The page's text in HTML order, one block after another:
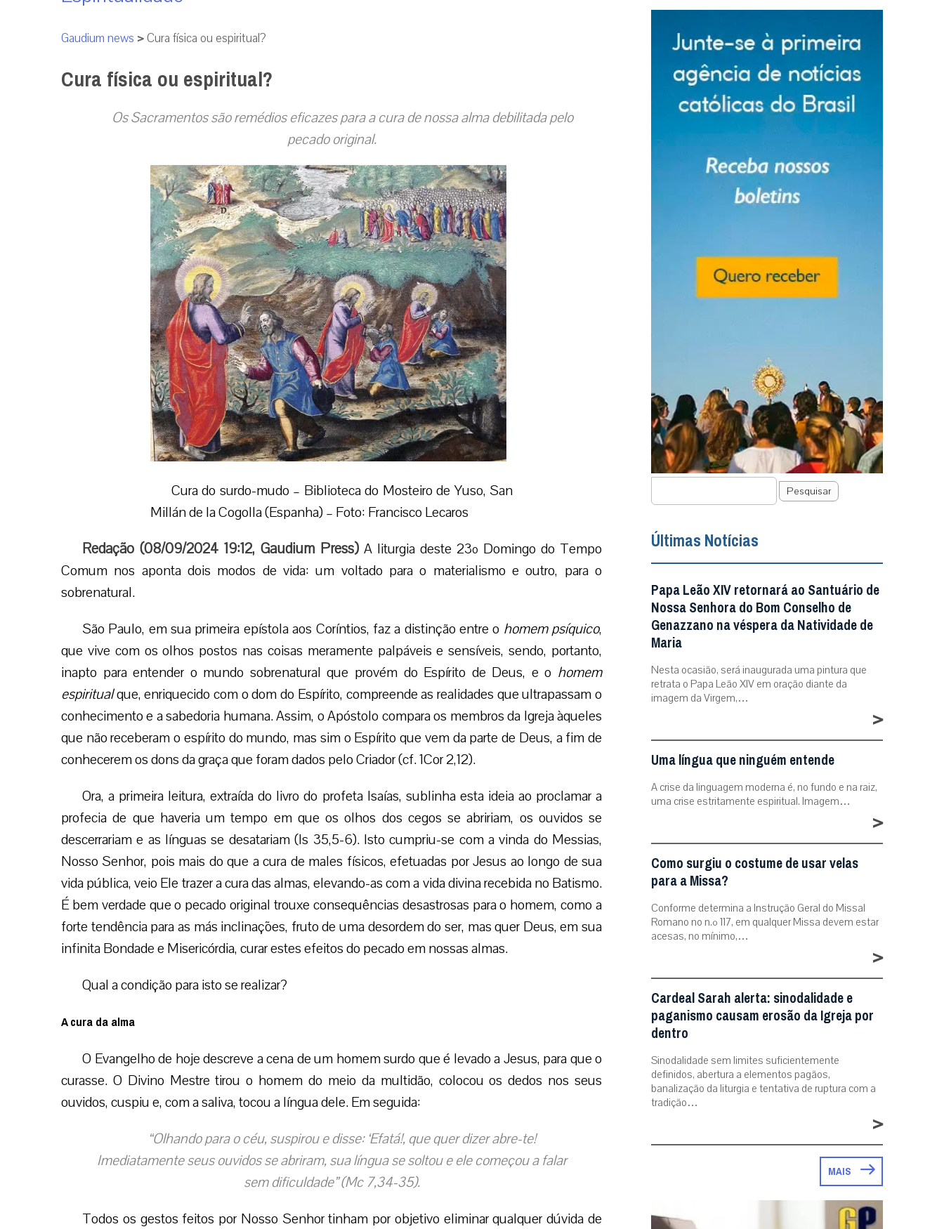
Gaudium news >Cura física ou espiritual?
Cura física ou espiritual?
Os Sacramentos são remédios eficazes para a cura de nossa alma debilitada pelo
pecado original.
Cura do surdo-mudo – Biblioteca do Mosteiro de Yuso, San
Millán de la Cogolla (Espanha) – Foto: Francisco Lecaros
Redação (08/09/2024 19:12, Gaudium Press) A liturgia deste 23º Domingo do Tempo
Comum nos aponta dois modos de vida: um voltado para o materialismo e outro, para o
sobrenatural.
São Paulo, em sua primeira epístola aos Coríntios, faz a distinção entre o homem psíquico,
que vive com os olhos postos nas coisas meramente palpáveis e sensíveis, sendo, portanto,
inapto para entender o mundo sobrenatural que provém do Espírito de Deus, e o homem
espiritualque, enriquecido com o dom do Espírito, compreende as realidades que ultrapassam o
conhecimento e a sabedoria humana. Assim, o Apóstolo compara os membros da Igreja àqueles
que não receberam o espírito do mundo, mas sim o Espírito que vem da parte de Deus, a fim de
conhecerem os dons da graça que foram dados pelo Criador (cf. 1Cor 2,12).
Ora, a primeira leitura, extraída do livro do profeta Isaías, sublinha esta ideia ao proclamar a
profecia de que haveria um tempo em que os olhos dos cegos se abririam, os ouvidos se
descerrariam e as línguas se desatariam (Is 35,5-6). Isto cumpriu-se com a vinda do Messias,
Nosso Senhor, pois mais do que a cura de males físicos, efetuadas por Jesus ao longo de sua
vida pública, veio Ele trazer a cura das almas, elevando-as com a vida divina recebida no Batismo.
É bem verdade que o pecado original trouxe consequências desastrosas para o homem, como a
forte tendência para as más inclinações, fruto de uma desordem do ser, mas quer Deus, em sua
infinita Bondade e Misericórdia, curar estes efeitos do pecado em nossas almas.
Qual a condição para isto se realizar?
A cura da alma
O Evangelho de hoje descreve a cena de um homem surdo que é levado a Jesus, para que o
curasse. O Divino Mestre tirou o homem do meio da multidão, colocou os dedos nos seus
ouvidos, cuspiu e, com a saliva, tocou a língua dele. Em seguida:
“Olhando para o céu, suspirou e disse: ‘Efatá!, que quer dizer abre-te!
Imediatamente seus ouvidos se abriram, sua língua se soltou e ele começou a falar
sem dificuldade” (Mc 7,34-35).
Todos os gestos feitos por Nosso Senhor tinham por objetivo eliminar qualquer dúvida de
Pesquisar
Últimas Notícias
Papa Leão XIV retornará ao Santuário de
Nossa Senhora do Bom Conselho de
Genazzano na véspera da Natividade de
Maria
Nesta ocasião, será inaugurada uma pintura que
retrata o Papa Leão XIV em oração diante da
imagem da Virgem,…
>
Uma língua que ninguém entende
A crise da linguagem moderna é, no fundo e na raiz,
uma crise estritamente espiritual. Imagem…
>
Como surgiu o costume de usar velas
para a Missa?
Conforme determina a Instrução Geral do Missal
Romano no n.º 117, em qualquer Missa devem estar
acesas, no mínimo,…
>
Cardeal Sarah alerta: sinodalidade e
paganismo causam erosão da Igreja por
dentro
Sinodalidade sem limites suficientemente
definidos, abertura a elementos pagãos,
banalização da liturgia e tentativa de ruptura com a
tradição…
>
MAIS